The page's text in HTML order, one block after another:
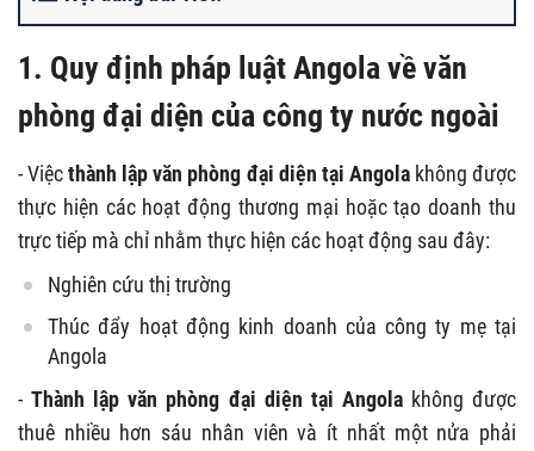
1. Quy định pháp luật Angola về văn
phòng đại diện của công ty nước ngoài
- Việcthành lập văn phòng đại diện tại Angolakhông được
thực hiện các hoạt động thương mại hoặc tạo doanh thu
trực tiếp mà chỉ nhằm thực hiện các hoạt động sau đây:
Nghiên cứu thị trường
Thúc đẩy hoạt động kinh doanh của công ty mẹ tại
Angola
-Thành lập văn phòng đại diện tại Angolakhông được
thuê nhiều hơn sáu nhân viên và ít nhất một nửa phải